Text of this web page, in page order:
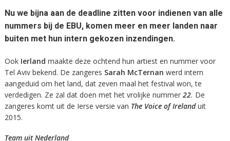
Nu we bijna aan de deadline zitten voor indienen van alle
nummers bij de EBU, komen meer en meer landen naar
buiten met hun intern gekozen inzendingen.
Ook Ierland maakte deze ochtend hun artiest en nummer voor
Tel Aviv bekend. De zangeres Sarah McTernan werd intern
aangeduid om het land, dat zeven maal het festival won, te
verdedigen. Ze zal dat doen met het vrolijke nummer 22. De
zangeres komt uit de Ierse versie van The Voice of Ireland uit
2015.
Team uit Nederland